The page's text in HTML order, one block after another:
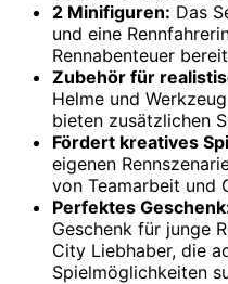
2 Minifiguren: Das
und eine
Rennabenteuer
Zubehör für
Helme und
bieten zusätzlichen
Fördert kreatives
eigenen
von Teamarbeit und
Perfektes
Geschenk für junge
City Liebhaber, die
Spielmöglichkeiten